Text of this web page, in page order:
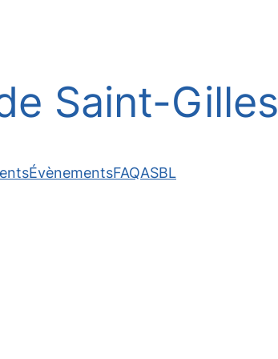
Saint-Gilles
ÉvènementsFAQASBL